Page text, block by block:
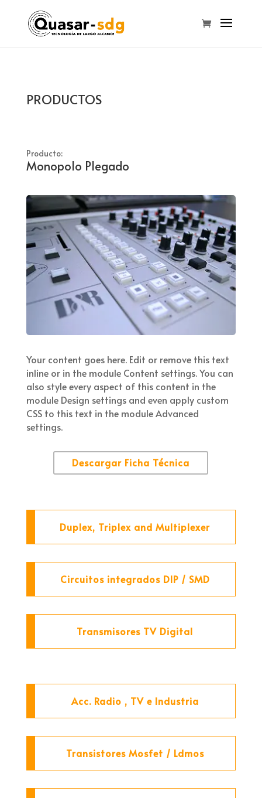
PRODUCTOS
Producto:
Monopolo Plegado
Your content goes here. Edit or remove this text
inline or in the module Content settings. You can
also style every aspect of this content in the
module Design settings and even apply custom
CSS to this text in the module Advanced
settings.
Descargar Ficha Técnica
Duplex, Triplex and Multiplexer
Circuitos integrados DIP / SMD
Transmisores TV Digital
Acc. Radio , TV e Industria
Transistores Mosfet / Ldmos